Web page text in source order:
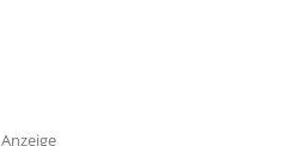
Anzeige